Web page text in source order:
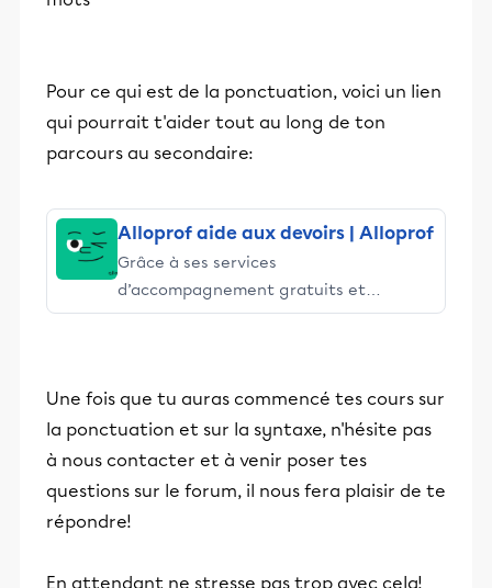
Pour ce qui est de la ponctuation, voici un lien
qui pourrait t'aider tout au long de ton
parcours au secondaire:
Alloprof aide aux devoirs | Alloprof
Grâce à ses services
d’accompagnement gratuits et
stimulants, Alloprof engage les élèves
Une fois que tu auras commencé tes cours sur
la ponctuation et sur la syntaxe, n'hésite pas
à nous contacter et à venir poser tes
questions sur le forum, il nous fera plaisir de te
répondre!
En attendant ne stresse pas trop avec cela!